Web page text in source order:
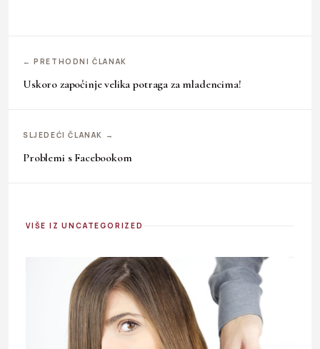
← PRETHODNI ČLANAK
Uskoro započinje velika potraga za mladencima!
SLJEDEĆI ČLANAK →
Problemi s Facebookom
VIŠE IZ UNCATEGORIZED